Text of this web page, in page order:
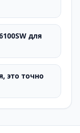
для
это точно